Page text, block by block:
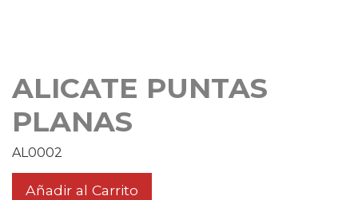
ALICATE PUNTAS
PLANAS
AL0002
Añadir al Carrito